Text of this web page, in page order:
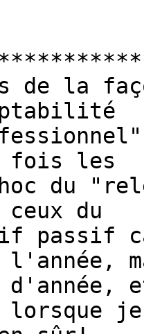
de la
fois les
du
du
passif
lorsque je